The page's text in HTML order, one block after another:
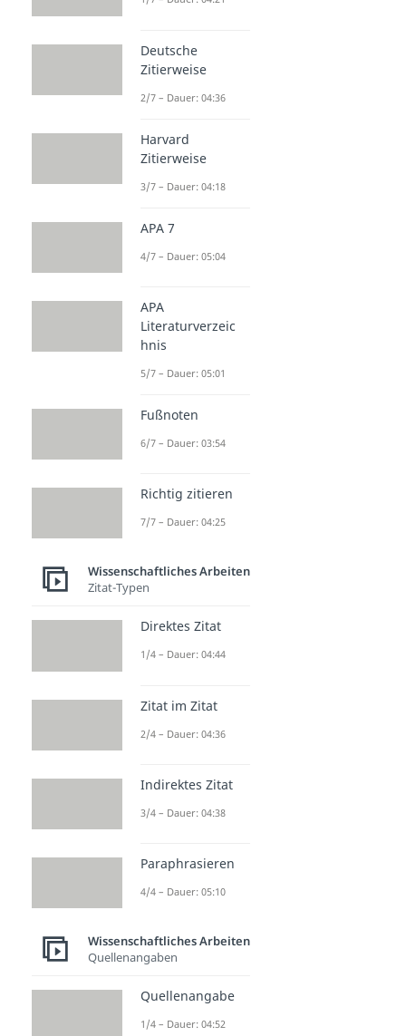
Deutsche
Zitierweise
2/7 – Dauer: 04:36
Harvard
Zitierweise
3/7 – Dauer: 04:18
APA 7
4/7 – Dauer: 05:04
APA
Literaturverzeic
hnis
5/7 – Dauer: 05:01
Fußnoten
6/7 – Dauer: 03:54
Richtig zitieren
7/7 – Dauer: 04:25
Wissenschaftliches Arbeiten
Zitat-Typen
Direktes Zitat
1/4 – Dauer: 04:44
Zitat im Zitat
2/4 – Dauer: 04:36
Indirektes Zitat
3/4 – Dauer: 04:38
Paraphrasieren
4/4 – Dauer: 05:10
Wissenschaftliches Arbeiten
Quellenangaben
Quellenangabe
1/4 – Dauer: 04:52